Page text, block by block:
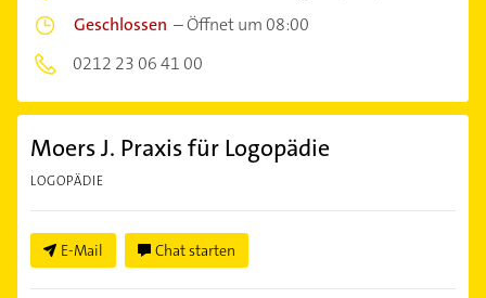
Geschlossen –Öffnet um 08:00
0212 23 06 41 00
Moers J. Praxis für Logopädie
LOGOPÄDIE
E-Mail Chat starten